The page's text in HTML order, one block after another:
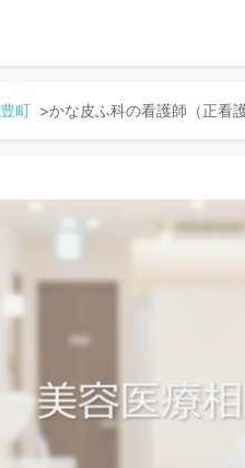
町 かな皮ふ科の看護師（正看